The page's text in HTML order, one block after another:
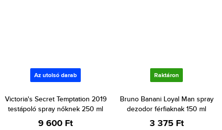
Az utolsó darab
Victoria's Secret Temptation 2019
testápoló spray nőknek 250 ml
9 600 Ft
Raktáron
Bruno Banani Loyal Man spray
dezodor férfiaknak 150 ml
3 375 Ft